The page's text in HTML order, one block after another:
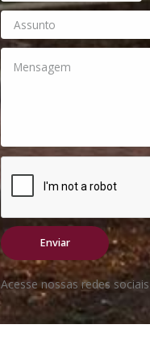
Acesse nossas redes